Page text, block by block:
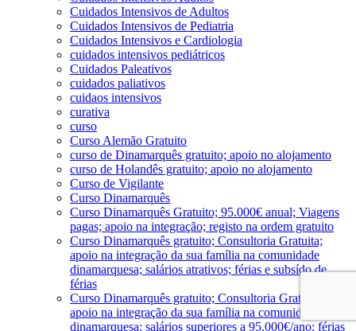
Cuidados Intensivos de Adultos
Cuidados Intensivos de Pediatria
Cuidados Intensivos e Cardiologia
cuidados intensivos pediátricos
Cuidados Paleativos
cuidados paliativos
cuidaos intensivos
curativa
curso
Curso Alemão Gratuito
curso de Dinamarquês gratuito; apoio no alojamento
curso de Holandês gratuito; apoio no alojamento
Curso de Vigilante
Curso Dinamarquês
Curso Dinamarquês Gratuito; 95.000€ anual; Viagens
pagas; apoio na integração; registo na ordem gratuito
Curso Dinamarquês gratuito; Consultoria Gratuita;
apoio na integração da sua família na comunidade
dinamarquesa; salários atrativos; férias e subsído de
férias
Curso Dinamarquês gratuito; Consultoria Gratuita;
apoio na integração da sua família na comunidade
dinamarquesa; salários superiores a 95.000€/ano; férias